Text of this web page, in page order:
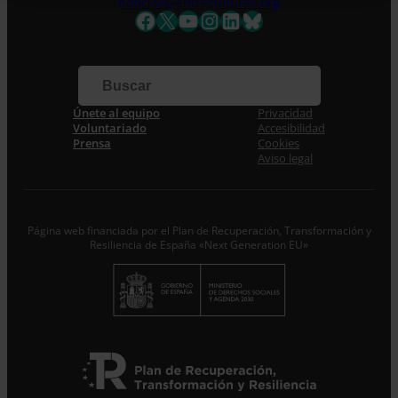
Nombre *
Correo electrónico *
Acepto la Política de Privacidad*
Desde ENTRECULTURAS FE Y ALEGRÍA ESPAÑA
Facebook
X YouTube
Instagram
LinkedIn
Bluesky
Únete al equipo
Voluntariado
Prensa
Privacidad
Accesibilidad
Cookies
Aviso legal
Página web financiada por el Plan de Recuperación, Transformación y
Resiliencia de España «Next Generation EU»